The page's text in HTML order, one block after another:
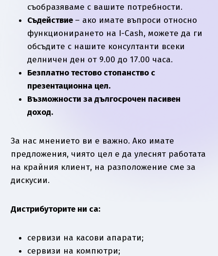
съобразяваме с вашите потребности.
Съдействие – ако имате въпроси относно
функционирането на I-Cash, можете да ги
обсъдите с нашите консултанти всеки
делничен ден от 9.00 до 17.00 часа.
Безплатно тестово стопанство с
презентационна цел.
Възможности за дългосрочен пасивен
доход.
За нас мнението ви е важно. Ако имате
предложения, чиято цел е да улеснят работата
на крайния клиент, на разположение сме за
дискусии.
Дистрибуторите ни са:
сервизи на касови апарати;
сервизи на компютри;